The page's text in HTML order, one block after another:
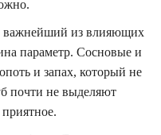
важнейший из влияющих
параметр. Сосновые и
и запах, который не
почти не выделяют
приятное.